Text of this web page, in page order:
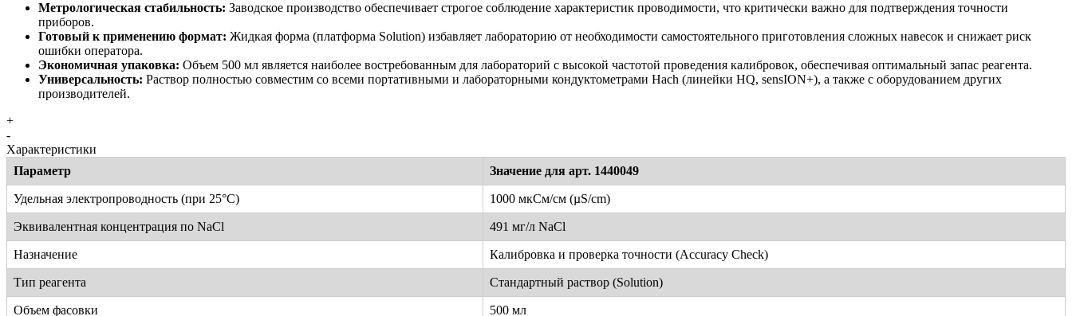
Метрологическая стабильность: Заводское производство обеспечивает строгое соблюдение характеристик проводимости, что критически важно для подтверждения точности
приборов.
Готовый к применению формат: Жидкая форма (платформа Solution) избавляет лабораторию от необходимости самостоятельного приготовления сложных навесок и снижает риск
ошибки оператора.
Экономичная упаковка: Объем 500 мл является наиболее востребованным для лабораторий с высокой частотой проведения калибровок, обеспечивая оптимальный запас реагента.
Универсальность: Раствор полностью совместим со всеми портативными и лабораторными кондуктометрами Hach (линейки HQ, sensION+), а также с оборудованием других
производителей.
+
-
Характеристики
Параметр
Значение для арт. 1440049
Удельная электропроводность (при 25°C) 1000 мкСм/см (µS/cm)
Эквивалентная концентрация по NaCl 491 мг/л NaCl
Назначение Калибровка и проверка точности (Accuracy Check)
Тип реагента Стандартный раствор (Solution)
Объем фасовки 500 мл